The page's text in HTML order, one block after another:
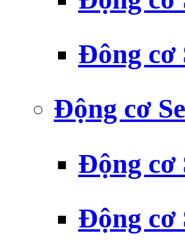
Đông cơ
Động cơ
Động cơ
Động cơ